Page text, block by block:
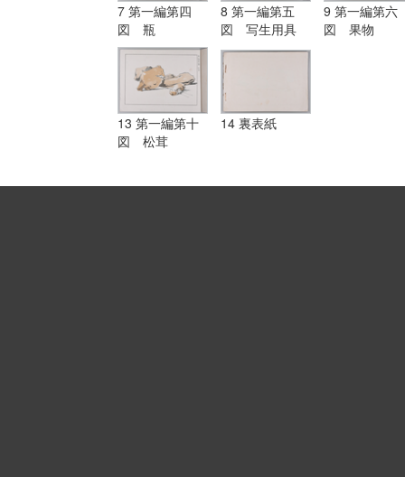
7 第一編第四
図 瓶
8 第一編第五
図 写生用具
9 第一編第六
図 果物
13 第一編第十
図 松茸
14 裏表紙